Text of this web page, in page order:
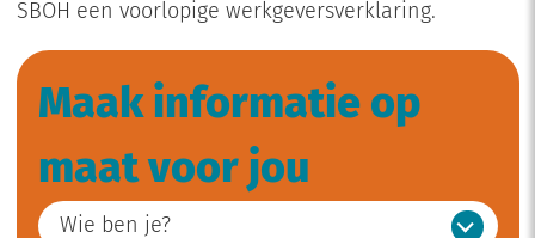
SBOH een voorlopige werkgeversverklaring.
Maak informatie op
maat voor jou
Wie ben je?